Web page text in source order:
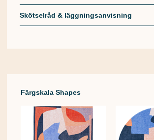
Skötselråd & läggningsanvisning
Färgskala Shapes